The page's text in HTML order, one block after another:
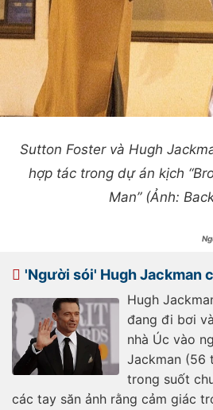
Sutton Foster và Hugh
hợp tác trong dự án kịch
Man” (Ảnh:
'Người sói' Hugh Jackman
Hugh
đang đi bơi
nhà Úc vào
Jackman (56
trong suốt
các tay săn ảnh rằng cảm giác